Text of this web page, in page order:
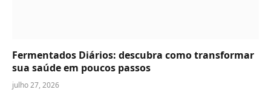
Fermentados Diários: descubra como transformar
sua saúde em poucos passos
julho 27, 2026